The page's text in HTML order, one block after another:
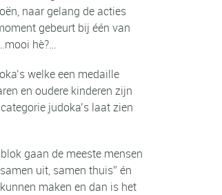
naar gelang de acties
gebeurt bij één van
hè?…
welke een medaille
en oudere kinderen zijn
judoka’s laat zien
blok gaan de meeste mensen
uit, samen thuis” én
maken en dan is het